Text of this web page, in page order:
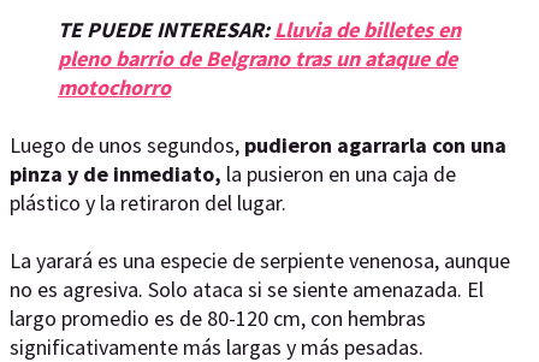
TE PUEDE INTERESAR:Lluvia de billetes en
pleno barrio de Belgrano tras un ataque de
motochorro
Luego de unos segundos, pudieron agarrarla con una
pinza y de inmediato, la pusieron en una caja de
plástico y la retiraron del lugar.
La yarará es una especie de serpiente venenosa, aunque
no es agresiva. Solo ataca si se siente amenazada. El
largo promedio es de 80-120 cm, con hembras
significativamente más largas y más pesadas.